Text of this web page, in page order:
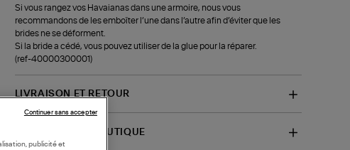
Si vous rangez vos Havaianas dans une armoire, nous vous
recommandons de les emboîter l’une dans l’autre afin d’éviter que les
brides ne se déforment.
Si la bride a cédé, vous pouvez utiliser de la glue pour la réparer.
(ref-40000300001)
LIVRAISON ET RETOUR
DISPONIBILITÉ BOUTIQUE
publicité et
Continuer sans accepter